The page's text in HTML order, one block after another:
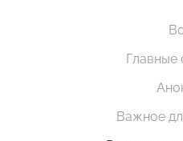
Главные
Важное